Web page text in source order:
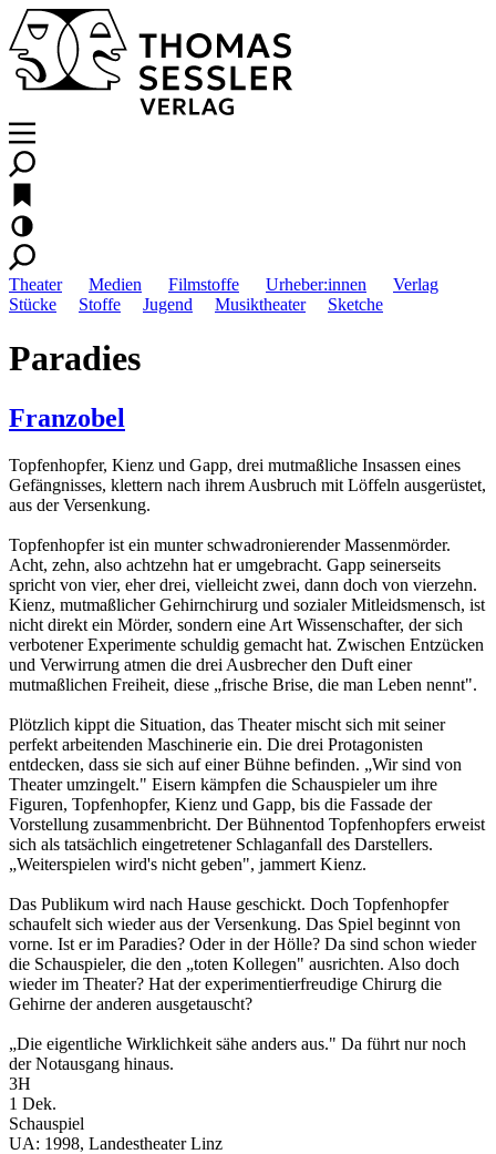
Theater Medien Filmstoffe Urheber:innen
Verlag
Stücke
Stoffe Jugend Musiktheater Sketche
Paradies
Franzobel
Topfenhopfer, Kienz und Gapp, drei mutmaßliche Insassen eines
Gefängnisses, klettern nach ihrem Ausbruch mit Löffeln ausgerüstet,
aus der Versenkung.
Topfenhopfer ist ein munter schwadronierender Massenmörder.
Acht, zehn, also achtzehn hat er umgebracht. Gapp seinerseits
spricht von vier, eher drei, vielleicht zwei, dann doch von vierzehn.
Kienz, mutmaßlicher Gehirnchirurg und sozialer Mitleidsmensch, ist
nicht direkt ein Mörder, sondern eine Art Wissenschafter, der sich
verbotener Experimente schuldig gemacht hat. Zwischen Entzücken
und Verwirrung atmen die drei Ausbrecher den Duft einer
mutmaßlichen Freiheit, diese „frische Brise, die man Leben nennt".
Plötzlich kippt die Situation, das Theater mischt sich mit seiner
perfekt arbeitenden Maschinerie ein. Die drei Protagonisten
entdecken, dass sie sich auf einer Bühne befinden. „Wir sind von
Theater umzingelt." Eisern kämpfen die Schauspieler um ihre
Figuren, Topfenhopfer, Kienz und Gapp, bis die Fassade der
Vorstellung zusammenbricht. Der Bühnentod Topfenhopfers erweist
sich als tatsächlich eingetretener Schlaganfall des Darstellers.
„Weiterspielen wird's nicht geben", jammert Kienz.
Das Publikum wird nach Hause geschickt. Doch Topfenhopfer
schaufelt sich wieder aus der Versenkung. Das Spiel beginnt von
vorne. Ist er im Paradies? Oder in der Hölle? Da sind schon wieder
die Schauspieler, die den „toten Kollegen" ausrichten. Also doch
wieder im Theater? Hat der experimentierfreudige Chirurg die
Gehirne der anderen ausgetauscht?
„Die eigentliche Wirklichkeit sähe anders aus." Da führt nur noch
der Notausgang hinaus.
3H
1 Dek.
Schauspiel
UA: 1998, Landestheater Linz